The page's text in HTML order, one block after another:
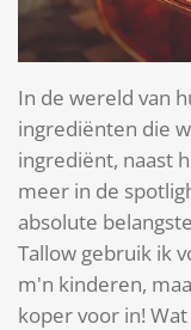
In de wereld van
ingrediënten die
ingrediënt, naast
meer in de
absolute
Tallow gebruik ik
m'n kinderen,
koper voor in!